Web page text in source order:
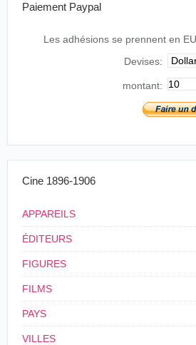
organise une soirée pour présenter
Soperte ed invenzioni
Vienna, 9, ore 4.20)-All'Associazione del
gionalisti viennesi "La Concordia" forono fatti
vitascopio,
del genere che finora esista in Europa.
fotografie sono colorate, sicchè l'illusione è
Gli esperimenti riuscirono splendidamente.
Il Popolo Romano
1896, p. 2.
Paiement Paypal
Les adhésions se prennent en
Devises:
montant:
Cine 1896-1906
APPAREILS
ÉDITEURS
FIGURES
FILMS
PAYS
VILLES